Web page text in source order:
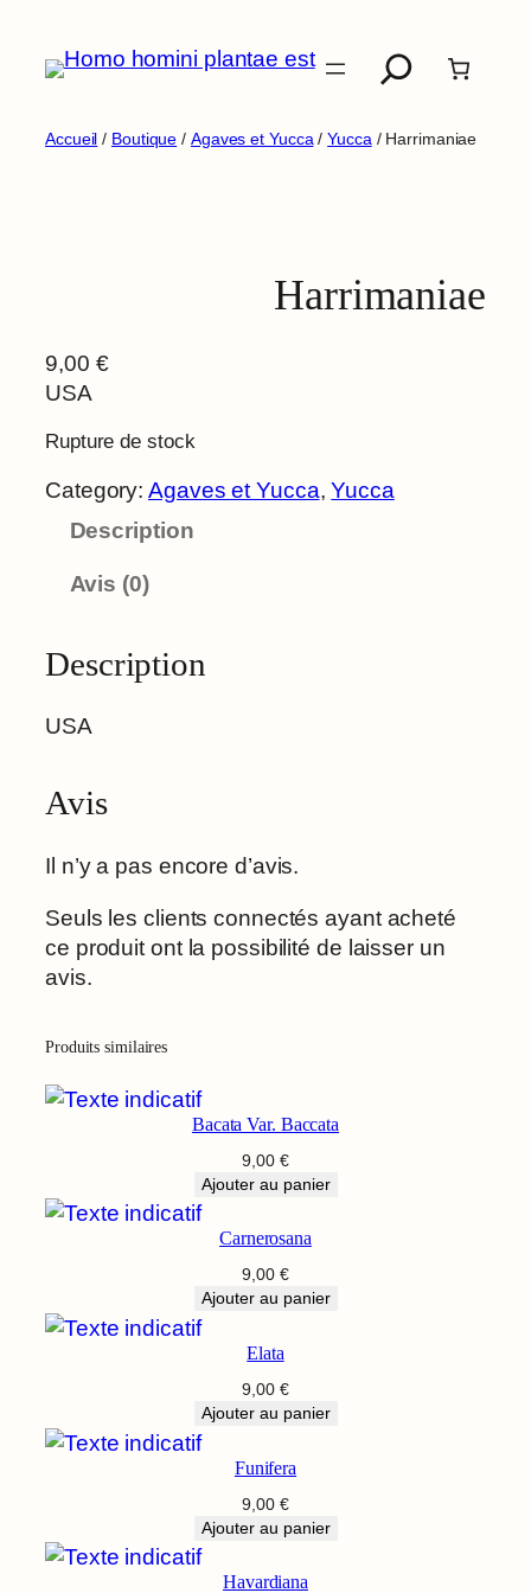
contenu
Accueil / Boutique / Agaves et Yucca/Yucca/ Harrimaniae
Harrimaniae
9,00 €
USA
Rupture de stock
Category:Agaves et Yucca, Yucca
Description
Avis (0)
Description
USA
Avis
Il n’y a pas encore d’avis.
Seuls les clients connectés ayant acheté
ce produit ont la possibilité de laisser un
avis.
Produits similaires
Bacata Var. Baccata
9,00 €
Ajouter au panier
Carnerosana
9,00 €
Ajouter au panier
Elata
9,00 €
Ajouter au panier
Funifera
9,00 €
Ajouter au panier
Havardiana